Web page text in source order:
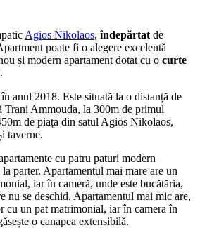
Agios Nikolaos,îndepărtat de
poate fi o alegere excelentă
și modern apartament dotat cu o curte
anul 2018. Este situată la o distanță de
Trani Ammouda, la 300m de primul
de piața din satul Agios Nikolaos,
taverne.
cu patru paturi modern
parter. Apartamentul mai mare are un
iar în cameră, unde este bucătăria,
nu se deschid. Apartamentul mai mic are,
cu un pat matrimonial, iar în camera în
o canapea extensibilă.